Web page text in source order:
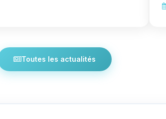
Toutes les actualités